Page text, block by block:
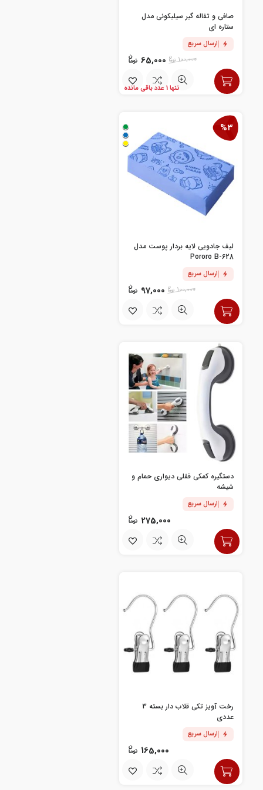
صافی و تفاله گیر سیلیکونی مدل
ستاره ای
ارسال سریع
100,000
65,000
تنها 1 عدد باقی مانده
%3
لیف جادویی لایه بردار پوست مدل
Pororo B-628
ارسال سریع
100,000
97,000
دستگیره کمکی قفلی دیواری حمام و
شیشه
ارسال سریع
275,000
رخت آویز تکی قلاب دار بسته 3
عددی
ارسال سریع
165,000